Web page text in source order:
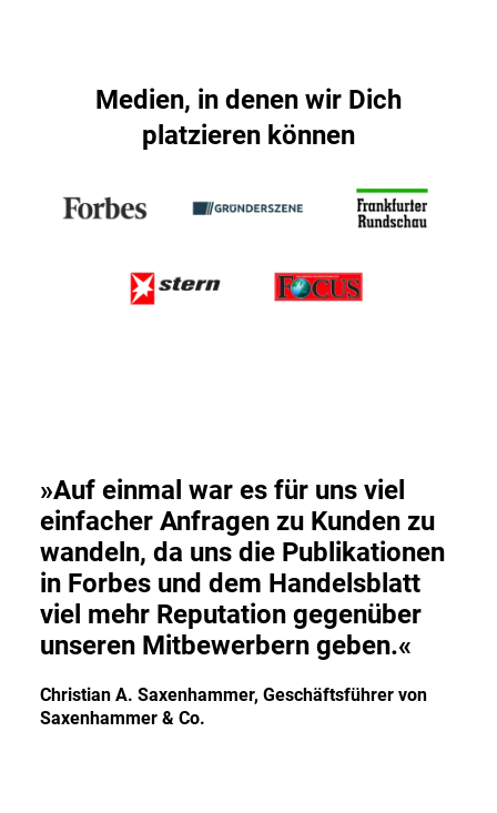
Medien, in denen wir Dich
platzieren können
»Auf einmal war es für uns viel
einfacher Anfragen zu Kunden zu
wandeln, da uns die Publikationen
in Forbes und dem Handelsblatt
viel mehr Reputation gegenüber
unseren Mitbewerbern geben.«
Christian A. Saxenhammer, Geschäftsführer von
Saxenhammer & Co.